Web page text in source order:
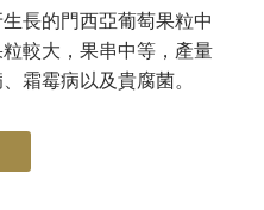
長的門西亞葡萄果粒中
較大，果串中等，產量
霜霉病以及貴腐菌。